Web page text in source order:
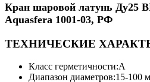
Кран шаровой латунь Ду25
Aquasfera 1001-03, РФ
ТЕХНИЧЕСКИЕ
Класс герметичности:A
Диапазон диаметров:15-100